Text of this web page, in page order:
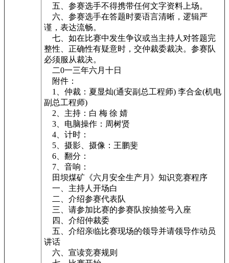
五、参赛选手不得携带任何文字资料上场。
六、参赛选手在答题时要语言清晰，逻辑严
谨，表达流畅。
七、如在比赛中发生争议或当主持人对答题完
整性、正确性有疑意时，交仲裁委裁决。参赛队
必须服从裁决。
二0一三年六月十日
附件：
1、仲裁：夏显灿(通安副总工程师) 李合金(机电
副总工程师)
2、主持：白 梅 徐 婧
3、电脑操作：周树贤
4、计时：
5、摄影、摄像：王鹏斐
6、翻分：
7、音响：
田坝煤矿《六月安全生产月》知识竞赛程序
一、主持人开场白
二、介绍参赛代表队
三、请参加比赛的参赛队按抽签号入座
四、介绍仲裁委
五、介绍亲临比赛现场的领导并请领导作动员
讲话
六、宣读竞赛规则